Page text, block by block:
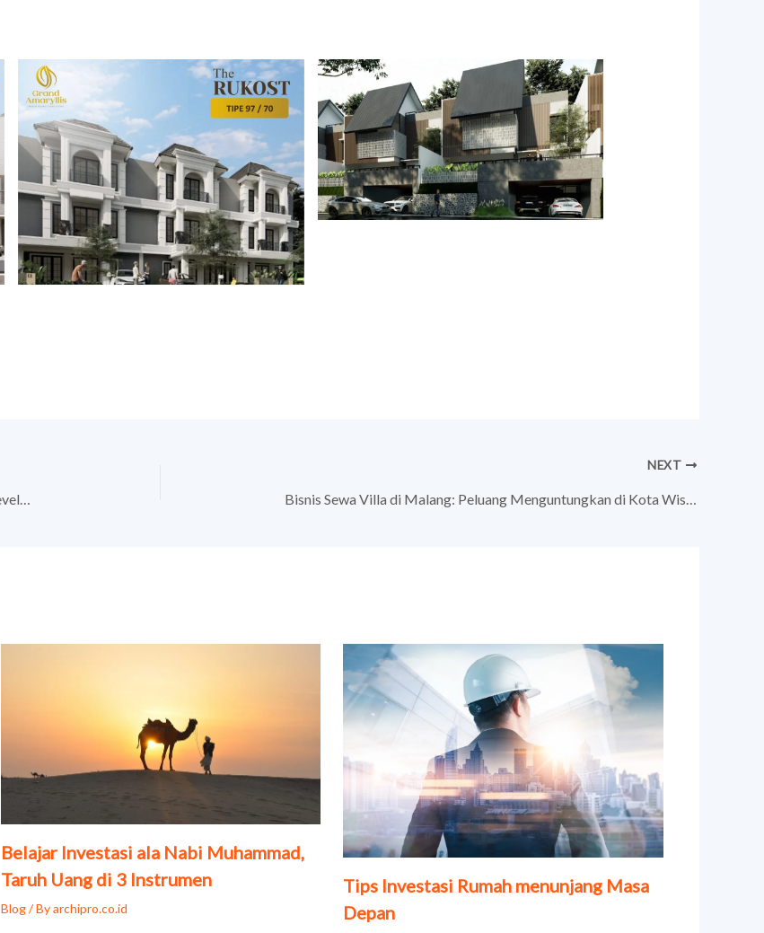
Istilah Properti Wajib Tahu: Panduan Praktis Beli Rumah di Developer
NEXT
Bisnis Sewa Villa di Malang: Peluang Menguntungkan di Kota Wisata
Belajar Investasi ala Nabi Muhammad,
Taruh Uang di 3 Instrumen
Blog/ Byarchipro.co.id
Tips Investasi Rumah menunjang Masa
Depan